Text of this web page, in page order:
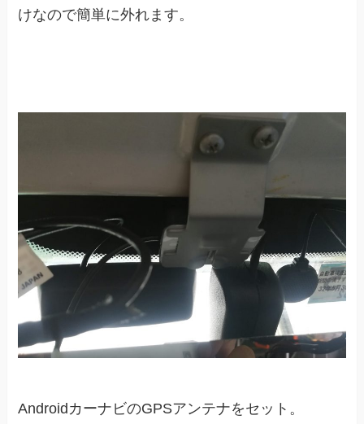
けなので簡単に外れます。
AndroidカーナビのGPSアンテナをセット。